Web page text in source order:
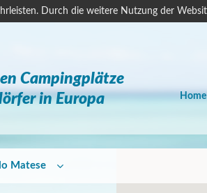
Durch die weitere Nutzung der
Campingplätze
in Europa
Home
Matese